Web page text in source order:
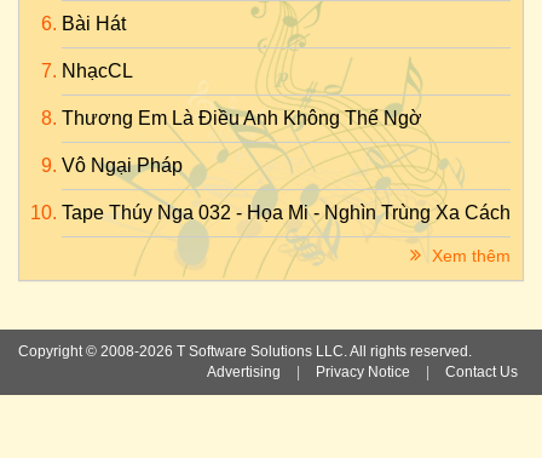
Bài Hát
NhạcCL
Thương Em Là Điều Anh Không Thể Ngờ
Vô Ngại Pháp
Tape Thúy Nga 032 - Họa Mi - Nghìn Trùng Xa Cách
Xem thêm
Copyright © 2008-2026 T Software Solutions LLC. All rights reserved.
Advertising
Privacy Notice Contact Us